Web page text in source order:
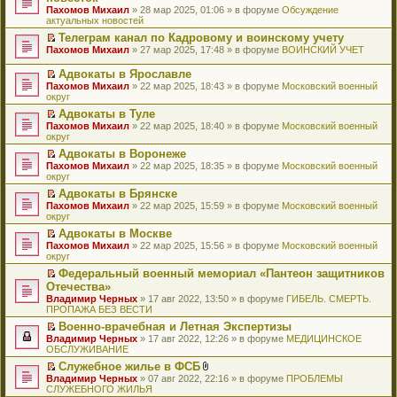
ю
щ
е
н
и
ю
о
о
б
щ
е
н
и
ю
о
м
у
с
о
б
щ
е
н
и
ю
а
н
н
м
у
с
о
о
б
щ
е
н
и
ю
о
ч
и
а
н
н
о
м
у
с
о
о
б
щ
е
н
и
ю
н
е
п
о
и
т
а
н
н
о
м
у
с
о
о
б
щ
е
н
и
ю
в
о
м
у
н
п
р
о
ч
и
т
а
н
н
о
м
у
с
о
о
б
щ
е
н
и
ю
п
е
р
о
м
у
н
е
п
р
о
ч
и
т
а
н
н
о
м
у
с
о
о
б
щ
е
н
и
ю
е
р
е
й
т
к
п
е
р
в
о
м
у
н
е
п
р
о
ч
и
т
а
н
н
о
м
у
с
о
о
б
щ
е
н
и
ю
Пахомов Михаил » 28 мар 2025, 01:06 » в форуме Обсуждение
актуальных новостей
П
р
е
й
т
и
к
п
е
р
в
о
м
у
н
е
п
р
о
ч
и
а
н
н
о
м
у
с
о
о
б
Телеграм канал по Кадровому и воинскому учету
Пахомов Михаил » 27 мар 2025, 17:48 » в форуме ВОИНСКИЙ УЧЕТ
П
е
р
е
й
т
и
к
п
е
р
в
о
м
у
н
е
п
р
о
ч
и
т
а
н
н
о
м
у
с
Адвокаты в Ярославле
Пахомов Михаил » 22 мар 2025, 18:43 » в форуме Московский военный
округ
П
е
р
е
й
т
и
к
п
е
р
в
о
м
у
н
е
п
р
о
ч
и
т
а
н
н
Адвокаты в Туле
Пахомов Михаил » 22 мар 2025, 18:40 » в форуме Московский военный
округ
П
е
р
е
й
т
и
к
п
е
р
в
о
м
у
н
е
п
р
о
ч
и
Адвокаты в Воронеже
Пахомов Михаил » 22 мар 2025, 18:35 » в форуме Московский военный
округ
П
е
р
е
й
т
и
к
п
е
р
в
о
м
у
н
е
п
р
Адвокаты в Брянске
Пахомов Михаил » 22 мар 2025, 15:59 » в форуме Московский военный
округ
П
е
р
е
й
т
и
к
п
е
р
в
о
м
у
Адвокаты в Москве
Пахомов Михаил » 22 мар 2025, 15:56 » в форуме Московский военный
округ
П
е
р
е
й
т
и
к
п
е
р
Федеральный военный мемориал «Пантеон защитников
Отечества»
Владимир Черных » 17 авг 2022, 13:50 » в форуме ГИБЕЛЬ. СМЕРТЬ.
ПРОПАЖА БЕЗ ВЕСТИ
П
е
р
е
й
т
Военно-врачебная и Летная Экспертизы
Владимир Черных » 17 авг 2022, 12:26 » в форуме МЕДИЦИНСКОЕ
ОБСЛУЖИВАНИЕ
П
е
Служебное жилье в ФСБ
В
Владимир Черных » 07 авг 2022, 22:16 » в форуме ПРОБЛЕМЫ
СЛУЖЕБНОГО ЖИЛЬЯ